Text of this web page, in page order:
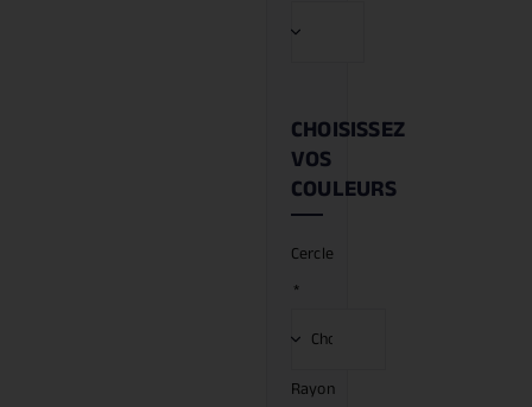
CHOISISSEZ
VOS
COULEURS
Cercle
*
Rayon